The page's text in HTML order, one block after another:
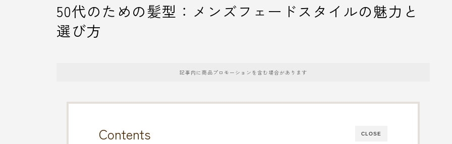
50代のための髪型：メンズフェードスタイルの魅力と
選び方
記事内に商品プロモーションを含む場合があります
CLOSE
Contents